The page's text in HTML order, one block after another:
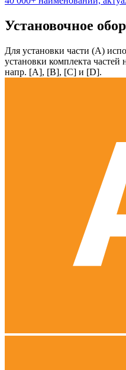
Установочное
Для установки части (А)
установки комплекта частей
напр. [А], [B], [С] и [D].